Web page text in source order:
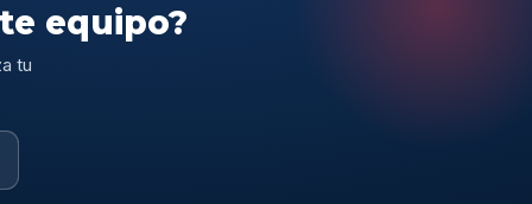
equipo?
tu